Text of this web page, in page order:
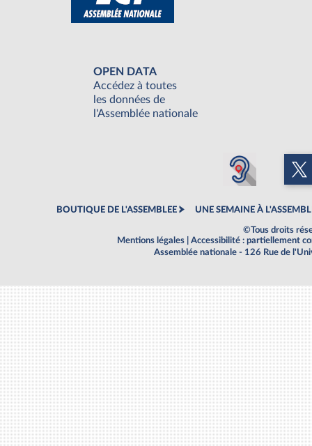
OPEN DATA
Accédez à toutes
les données de
l'Assemblée nationale
BOUTIQUE DE L'ASSEMBLEE UNE SEMAINE À
©Tous droits
Mentions légales
Accessibilité : partiellement
Assemblée nationale - 126 Rue de